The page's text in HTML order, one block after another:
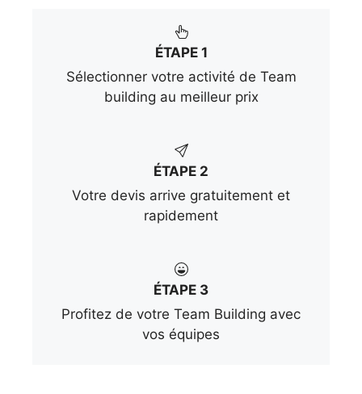
ÉTAPE 1
Sélectionner votre activité de Team
building au meilleur prix
ÉTAPE 2
Votre devis arrive gratuitement et
rapidement
ÉTAPE 3
Profitez de votre Team Building avec
vos équipes